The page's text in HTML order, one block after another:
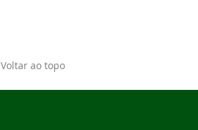
Voltar ao topo